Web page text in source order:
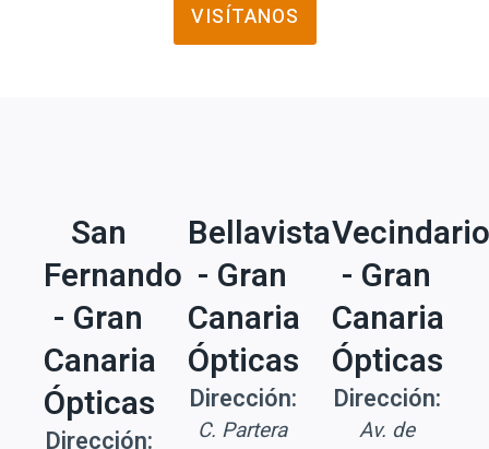
VISÍTANOS
San
Fernando
- Gran
Canaria
Ópticas
Dirección:
Bellavista
- Gran
Canaria
Ópticas
Dirección:
C. Partera
Vecindario
- Gran
Canaria
Ópticas
Dirección:
Av. de